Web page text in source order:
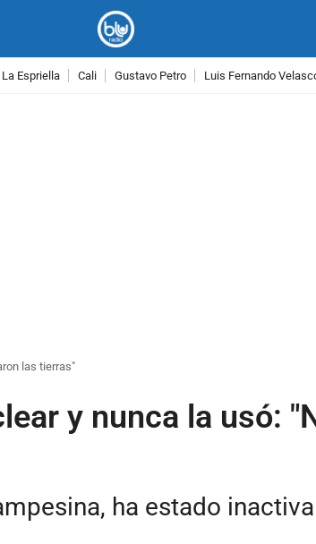
Espriella Cali Gustavo Petro Luis Fernando
las tierras"
y nunca la usó:
ha estado